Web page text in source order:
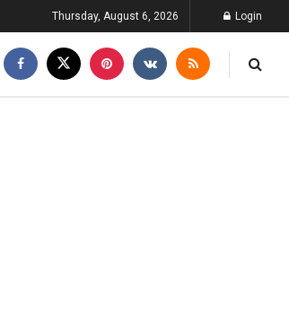
Thursday, August 6, 2026 Login